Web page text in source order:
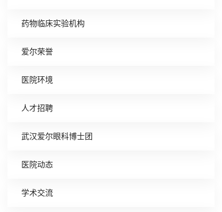
药物临床实验机构
爱尔荣誉
医院环境
人才招聘
武汉爱尔眼科博士团
医院动态
学术交流